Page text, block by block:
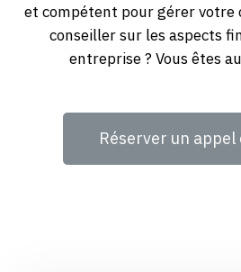
et compétent pour gérer votre
conseiller sur les aspects
entreprise ? Vous êtes
Réserver un appel